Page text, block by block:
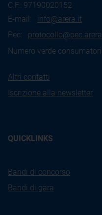
C.F.: 97190020152
E-mail: info@arera.it
Pec:
Numero verde consumatori:
Altri contatti
Iscrizione alla newsletter
QUICKLINKS
Bandi di concorso
Bandi di gara